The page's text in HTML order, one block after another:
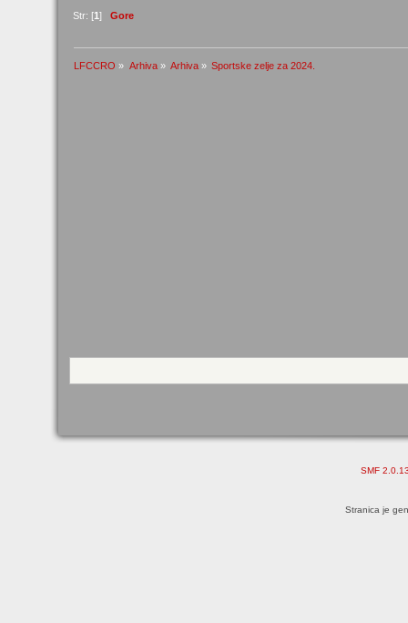
Str: [1]Gore
LFCCRO » Arhiva» Arhiva» Sportske zelje za 2024.
SMF
Stranica je